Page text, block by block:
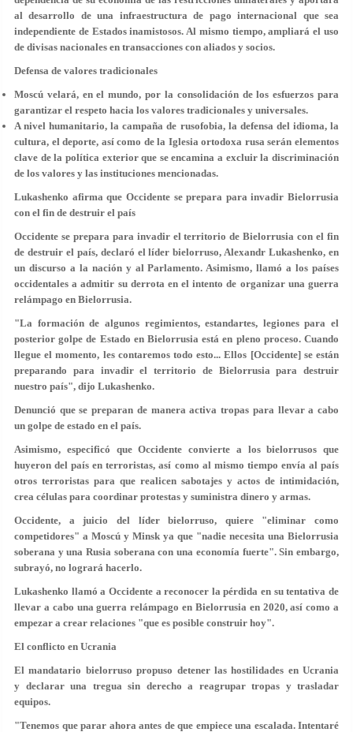
al desarrollo de una infraestructura de pago internacional que sea
independiente de Estados inamistosos. Al mismo tiempo, ampliará el uso
de divisas nacionales en transacciones con aliados y socios.
Defensa de valores tradicionales
Moscú velará, en el mundo, por la consolidación de los esfuerzos para
garantizar el respeto hacia los valores tradicionales y universales.
A nivel humanitario,la campaña de rusofobia, la defensa del idioma, la
cultura, el deporte, así como de la Iglesia ortodoxa rusa serán elementos
clave de la política exterior que se encamina a excluir la discriminación
de los valores y las instituciones mencionadas.
Lukashenko afirma que Occidente se prepara para invadir Bielorrusia
con el fin de destruir el país
Occidente se prepara para invadir el territorio de Bielorrusia con el fin
de destruir el país, declaró el líder bielorruso, Alexandr Lukashenko, en
un discurso a la nación y al Parlamento. Asimismo, llamó a los países
occidentales a admitir su derrota en el intento de organizar una guerra
relámpago en Bielorrusia.
"La formación de algunos regimientos, estandartes, legiones para el
posterior golpe de Estado en Bielorrusia está en pleno proceso. Cuando
llegue el momento, les contaremos todo esto... Ellos [Occidente] se están
preparando para invadir el territorio de Bielorrusia para destruir
nuestro país", dijo Lukashenko.
Denunció que se preparan de manera activa tropas para llevar a cabo
un golpe de estado en el país.
Asimismo, especificó que Occidente convierte a los bielorrusos que
huyeron del país en terroristas, así como al mismo tiempo envía al país
otros terroristas para que realicen sabotajes y actos de intimidación,
crea células para coordinar protestas y suministra dinero y armas.
Occidente, a juicio del líder bielorruso, quiere "eliminar como
competidores" a Moscú y Minsk ya que "nadie necesita una Bielorrusia
soberana y una Rusia soberana con una economía fuerte". Sin embargo,
subrayó, no logrará hacerlo.
Lukashenko llamó a Occidente a reconocer la pérdida en su tentativa de
llevar a cabo una guerra relámpago en Bielorrusia en 2020, así como a
empezar a crear relaciones "que es posible construir hoy".
El conflicto en Ucrania
El mandatario bielorruso propuso detener las hostilidades en Ucrania
y declarar una tregua sin derecho a reagrupar tropas y trasladar
equipos.
"Tenemos que parar ahora antes de que empiece una escalada. Intentaré